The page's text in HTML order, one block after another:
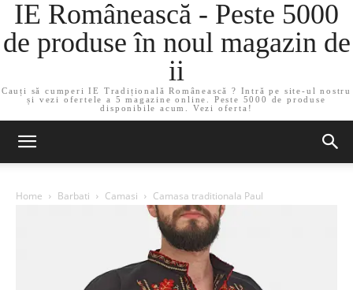
IE Românească - Peste 5000
de produse în noul magazin de
ii
Cauți să cumperi IE Tradițională Românească ? Intră pe site-ul nostru
și vezi ofertele a 5 magazine online. Peste 5000 de produse
disponibile acum. Vezi oferta!
Home Barbati Camasi Camasa traditionala Paul